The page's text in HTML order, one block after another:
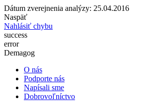
Dátum zverejnenia analýzy: 25.04.2016
Naspäť
Nahlásiť chybu
success
error
Demagog
O nás
Podporte nás
Napísali sme
Dobrovoľníctvo